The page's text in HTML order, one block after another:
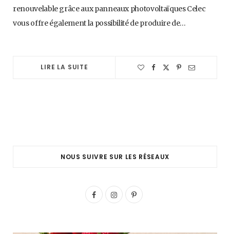
renouvelable grâce aux panneaux photovoltaïques Celec
vous offre également la possibilité de produire de…
LIRE LA SUITE
NOUS SUIVRE SUR LES RÉSEAUX
F
I
P